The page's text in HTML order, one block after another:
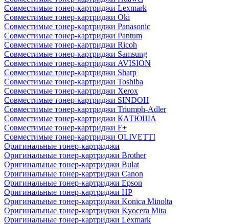
Совместимые тонер-картриджи Lexmark
Совместимые тонер-картриджи Oki
Совместимые тонер-картриджи Panasonic
Совместимые тонер-картриджи Pantum
Совместимые тонер-картриджи Ricoh
Совместимые тонер-картриджи Samsung
Совместимые тонер-картриджи AVISION
Совместимые тонер-картриджи Sharp
Совместимые тонер-картриджи Toshiba
Совместимые тонер-картриджи Xerox
Совместимые тонер-картриджи SINDOH
Совместимые тонер-картриджи Triumph-Adler
Совместимые тонер-картриджи КАТЮША
Совместимые тонер-картриджи F+
Совместимые тонер-картриджи OLIVETTI
Оригинальные тонер-картриджи
Оригинальные тонер-картриджи Brother
Оригинальные тонер-картриджи Bulat
Оригинальные тонер-картриджи Canon
Оригинальные тонер-картриджи Epson
Оригинальные тонер-картриджи HP
Оригинальные тонер-картриджи Konica Minolta
Оригинальные тонер-картриджи Kyocera Mita
Оригинальные тонер-картриджи Lexmark